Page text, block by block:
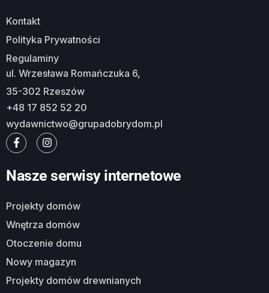
Kontakt
Polityka Prywatności
Regulaminy
ul. Wrzesława Romańczuka 6,
35-302 Rzeszów
+48 17 852 52 20
wydawnictwo@grupadobrydom.pl
Nasze serwisy internetowe
Projekty domów
Wnętrza domów
Otoczenie domu
Nowy magazyn
Projekty domów drewnianych